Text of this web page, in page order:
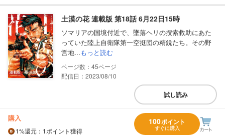
土漠の花 連載版 第18話 6月22日15時
ソマリアの国境付近で、墜落ヘリの捜索救助にあた
っていた陸上自衛隊第一空挺団の精鋭たち。その野
営地...もっと読む
45
配信日：2023/08/10
試し読み
購入
1%還元 ：1ポイント獲得
100ポイント
すぐに購入